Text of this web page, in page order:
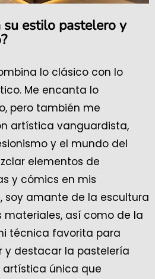
su estilo pastelero y
lo clásico con lo
Me encanta lo
pero también me
artística vanguardista,
y el mundo del
elementos de
y cómics en mis
soy amante de la escultura
así como de la
técnica favorita para
y destacar la pastelería
artística única que